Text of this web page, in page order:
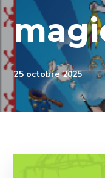
25 octobre 2025